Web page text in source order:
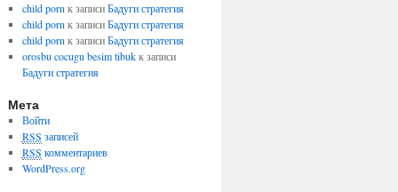
child porn к записиБадуги стратегия
child porn к записиБадуги стратегия
child porn к записиБадуги стратегия
orosbu cocugu besim tibukк записи
Бадуги стратегия
Мета
Войти
RSS записей
RSS комментариев
WordPress.org